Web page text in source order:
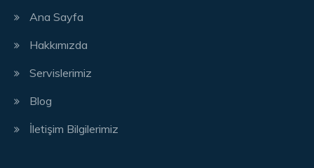
Ana Sayfa
Hakkımızda
Servislerimiz
Blog
İletişim Bilgilerimiz